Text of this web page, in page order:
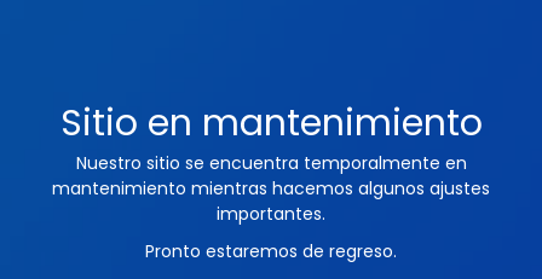
Sitio en mantenimiento
Nuestro sitio se encuentra temporalmente en
mantenimiento mientras hacemos algunos ajustes
importantes.
Pronto estaremos de regreso.